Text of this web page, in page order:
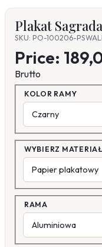
Plakat
SKU: PO-100206-
Price:
Brutto
KOLOR RAMY
WYBIERZ MATERIAŁ
RAMA